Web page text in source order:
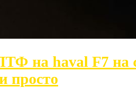
на haval F7 на
просто